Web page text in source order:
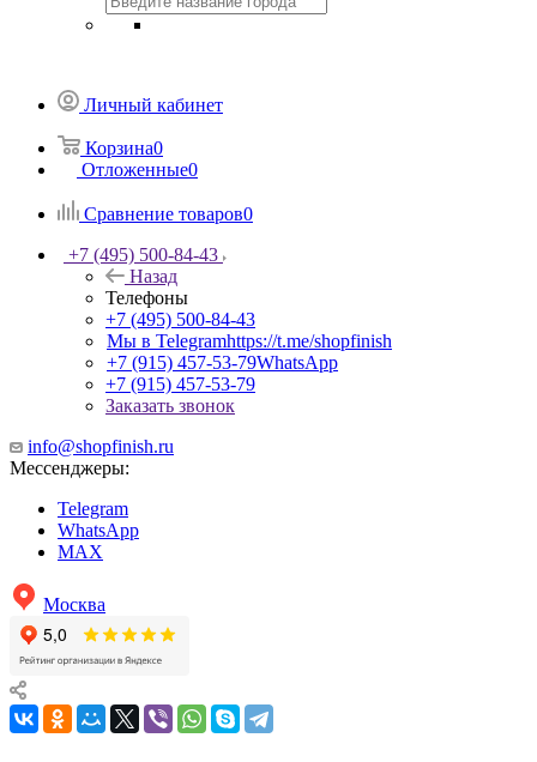
Личный кабинет
Корзина0
Отложенные0
Сравнение товаров0
+7 (495) 500-84-43
Назад
Телефоны
+7 (495) 500-84-43
Мы в Telegramhttps://t.me/shopfinish
+7 (915) 457-53-79WhatsApp
+7 (915) 457-53-79
Заказать звонок
info@shopfinish.ru
Мессенджеры:
Telegram
WhatsApp
MAX
Москва